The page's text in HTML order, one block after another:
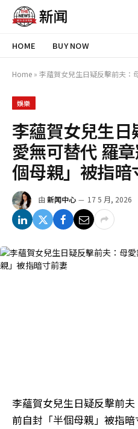
HOME BUY NOW
Home » 李蘊賀女兒生日疑反擊前夫：母愛無可
娛樂
李蘊賀女兒生
愛無可替代 羅
個母親」被指暗
由 新闻中心 17 5 月, 2026
李蘊賀女兒生日疑反擊前
前自封「半個母親」被指